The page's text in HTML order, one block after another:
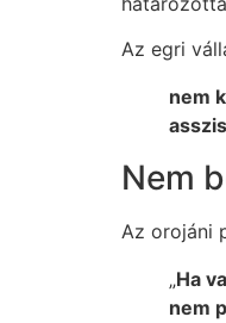
Az egri
nem
Nem
Az orojáni
„Ha
nem